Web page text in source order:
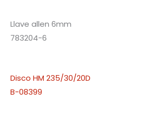
Llave allen 6mm
783204-6
Disco HM 235/30/20D
B-08399